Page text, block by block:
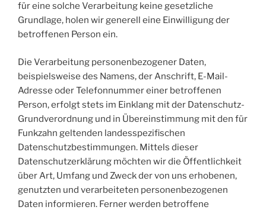
für eine solche Verarbeitung keine gesetzliche
Grundlage, holen wir generell eine Einwilligung der
betroffenen Person ein.
Die Verarbeitung personenbezogener Daten,
beispielsweise des Namens, der Anschrift, E-Mail-
Adresse oder Telefonnummer einer betroffenen
Person, erfolgt stets im Einklang mit der Datenschutz-
Grundverordnung und in Übereinstimmung mit den für
Funkzahn geltenden landesspezifischen
Datenschutzbestimmungen. Mittels dieser
Datenschutzerklärung möchten wir die Öffentlichkeit
über Art, Umfang und Zweck der von uns erhobenen,
genutzten und verarbeiteten personenbezogenen
Daten informieren. Ferner werden betroffene